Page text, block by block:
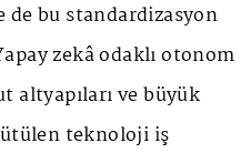
bu standardizasyon
zekâ odaklı otonom
altyapıları ve büyük
teknoloji iş